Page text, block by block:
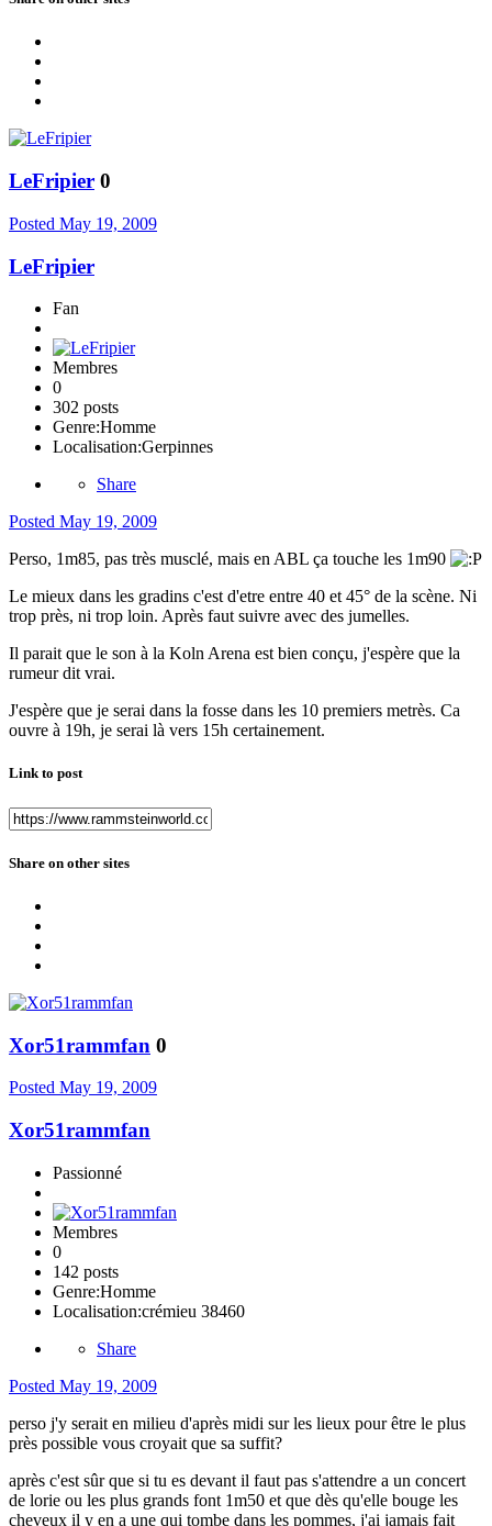
LeFripier 0
Posted May 19, 2009
LeFripier
Fan
Membres
0
302 posts
Genre:Homme
Localisation:Gerpinnes
Share
Posted May 19, 2009
Perso, 1m85, pas très musclé, mais en ABL ça touche les 1m90
Le mieux dans les gradins c'est d'etre entre 40 et 45° de la scène. Ni
trop près, ni trop loin. Après faut suivre avec des jumelles.
Il parait que le son à la Koln Arena est bien conçu, j'espère que la
rumeur dit vrai.
J'espère que je serai dans la fosse dans les 10 premiers metrès. Ca
ouvre à 19h, je serai là vers 15h certainement.
Link to post
Share on other sites
Xor51rammfan 0
Posted May 19, 2009
Xor51rammfan
Passionné
Membres
0
142 posts
Genre:Homme
Localisation:crémieu 38460
Share
Posted May 19, 2009
perso j'y serait en milieu d'après midi sur les lieux pour être le plus
près possible vous croyait que sa suffit?
après c'est sûr que si tu es devant il faut pas s'attendre a un concert
de lorie ou les plus grands font 1m50 et que dès qu'elle bouge les
cheveux il y en a une qui tombe dans les pommes, j'ai jamais fait